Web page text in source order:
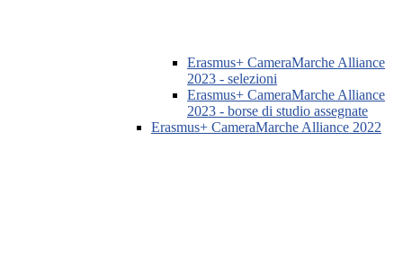
Erasmus+ CameraMarche Alliance
2023 - selezioni
Erasmus+ CameraMarche Alliance
2023 - borse di studio assegnate
Erasmus+ CameraMarche Alliance 2022